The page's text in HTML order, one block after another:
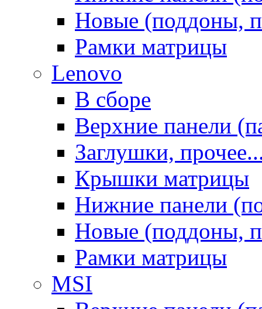
Новые (поддоны,
Рамки матрицы
Lenovo
В сборе
Верхние панели
Заглушки,
Крышки матрицы
Нижние панели
Новые (поддоны,
Рамки матрицы
MSI